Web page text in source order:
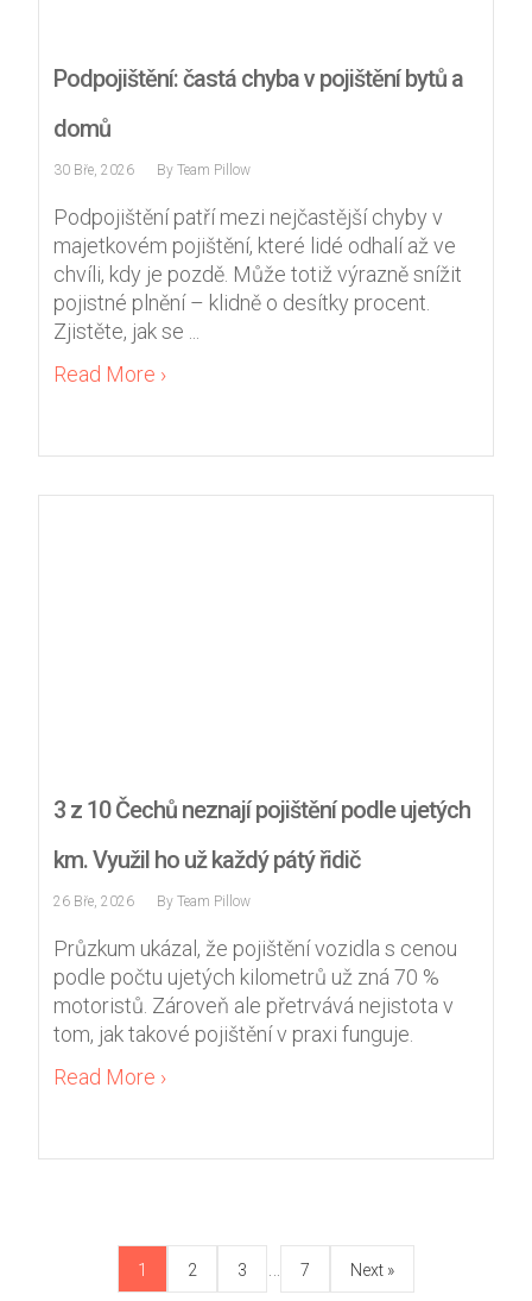
Podpojištění: častá chyba v pojištění bytů a
domů
30 Bře, 2026 By Team Pillow
Podpojištění patří mezi nejčastější chyby v
majetkovém pojištění, které lidé odhalí až ve
chvíli, kdy je pozdě. Může totiž výrazně snížit
pojistné plnění – klidně o desítky procent.
Zjistěte, jak se ...
Read More ›
3 z 10 Čechů neznají pojištění podle ujetých
km. Využil ho už každý pátý řidič
26 Bře, 2026 By Team Pillow
Průzkum ukázal, že pojištění vozidla s cenou
podle počtu ujetých kilometrů už zná 70 %
motoristů. Zároveň ale přetrvává nejistota v
tom, jak takové pojištění v praxi funguje.
Read More ›
Posts
1 2 3 7 Next »